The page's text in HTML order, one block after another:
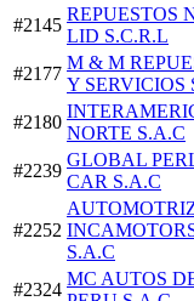
#2145
REPUESTOS
LID S.C.R.L
#2177
M & M
Y SERVICIOS
#2180
NORTE S.A.C
#2239
GLOBAL
CAR S.A.C
#2252
S.A.C
#2324
MC AUTOS